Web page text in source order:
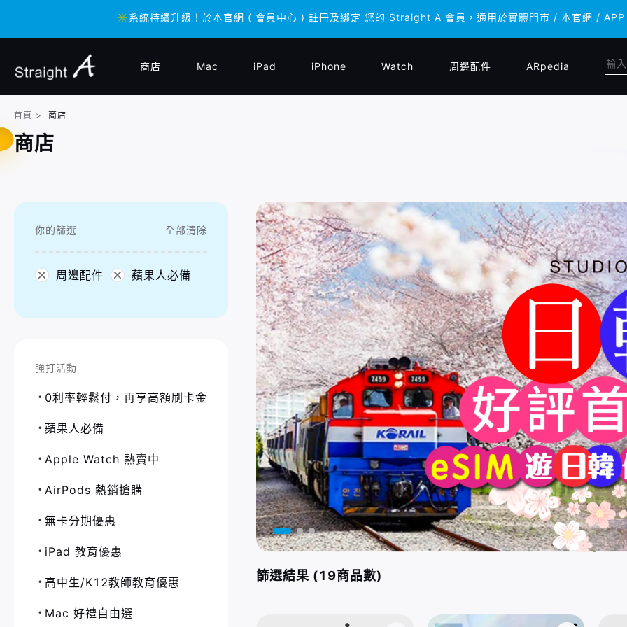
✳️系統持續升級！於本官網 ( 會員中心 ) 註冊及綁定 您的 Straight A 會員，通用於實體門市 / 本官網 / APP
✳️系統持續升級！於本官網 ( 會員中心 ) 註冊及綁定 您的 Straight A 會員，通用於實體門市 / 本官網 / APP
商店 Mac iPad iPhone Watch 周邊配件 ARpedia
首頁 > 商店
商店
你的篩選 全部清除
周邊配件 蘋果人必備
強打活動
0利率輕鬆付，再享高額刷卡金
蘋果人必備
Apple Watch 熱賣中
AirPods 熱銷搶購
無卡分期優惠
iPad 教育優惠
高中生/K12教師教育優惠
Mac 好禮自由選
篩選結果 (19商品數)